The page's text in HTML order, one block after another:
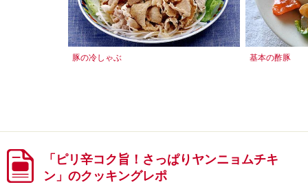
豚の冷しゃぶ 基本の酢豚
「ピリ辛コク旨！さっぱりヤンニョムチキ
ン」のクッキングレポ